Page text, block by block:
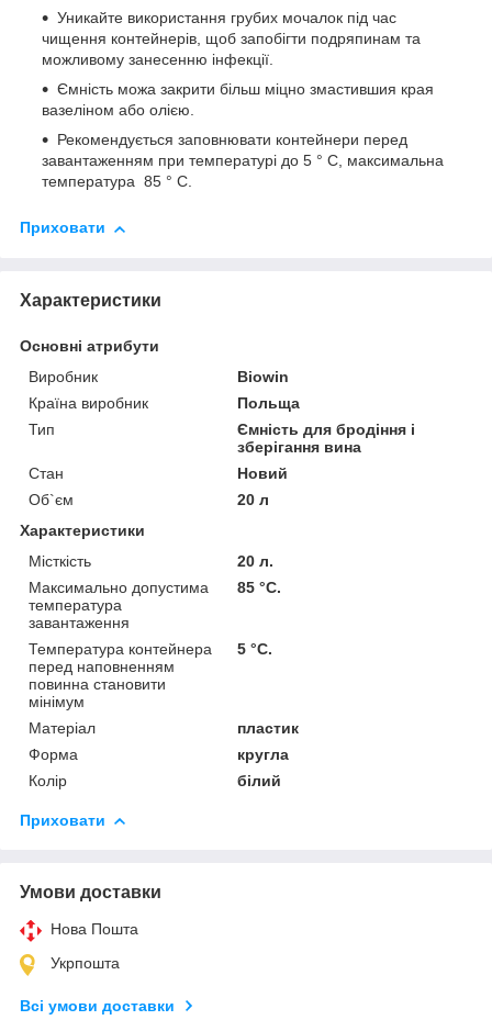
Уникайте використання грубих мочалок під час
чищення контейнерів, щоб запобігти подряпинам та
можливому занесенню інфекції.
Ємність можа закрити більш міцно змастившия края
вазеліном або олією.
Рекомендується заповнювати контейнери перед
завантаженням при температурі до 5 ° C, максимальна
температура 85 ° C.
Приховати
Характеристики
Основні атрибути
Виробник
Biowin
Країна виробник
Польща
Тип
Ємність для бродіння і
зберігання вина
Стан
Новий
Об`єм
20 л
Характеристики
Місткість
20 л.
Максимально допустима
температура
завантаження
85 °C.
Температура контейнера
перед наповненням
повинна становити
мінімум
5 °C.
Матеріал
пластик
Форма
кругла
Колір
білий
Приховати
Умови доставки
Нова Пошта
Укрпошта
Всі умови доставки